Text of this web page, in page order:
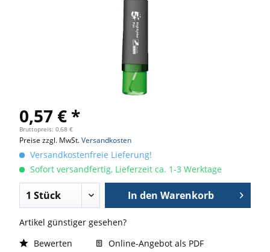
0,57 € *
Bruttopreis: 0,68 €
Preise zzgl. MwSt.Versandkosten
Versandkostenfreie Lieferung!
Sofort versandfertig, Lieferzeit ca. 1-3 Werktage
In den Warenkorb
Artikel günstiger gesehen?
Bewerten
Online-Angebot als PDF